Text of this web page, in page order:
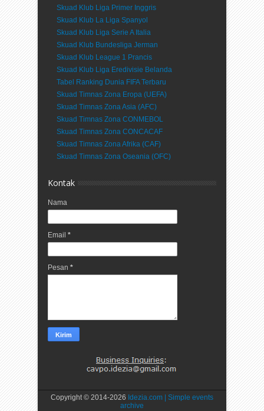
Skuad Klub Liga Primer Inggris
Skuad Klub La Liga Spanyol
Skuad Klub Liga Serie A Italia
Skuad Klub Bundesliga Jerman
Skuad Klub League 1 Prancis
Skuad Klub Liga Eredivisie Belanda
Tabel Ranking Dunia FIFA Terbaru
Skuad Timnas Zona Eropa (UEFA)
Skuad Timnas Zona Asia (AFC)
Skuad Timnas Zona CONMEBOL
Skuad Timnas Zona CONCACAF
Skuad Timnas Zona Afrika (CAF)
Skuad Timnas Zona Oseania (OFC)
Kontak
Nama
Email *
Pesan *
Copyright © 2014-2026 Idezia.com | Simple events
archive